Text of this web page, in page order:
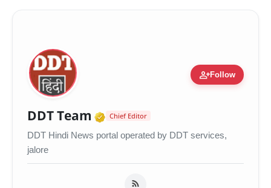
person_addFollow
DDT Team Verified Media or
Chief Editor
DDT Hindi News portal operated by DDT services,
jalore